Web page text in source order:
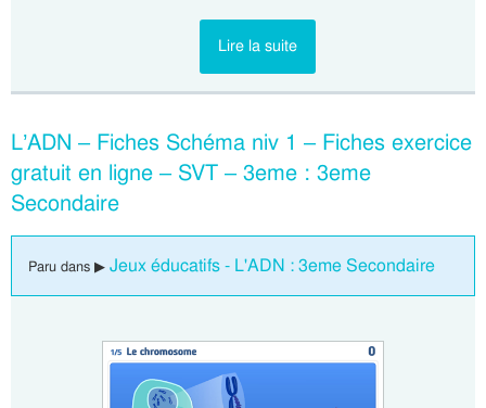
Lire la suite
L’ADN – Fiches Schéma niv 1 – Fiches exercice
gratuit en ligne – SVT – 3eme : 3eme
Secondaire
Paru dans ▶ Jeux éducatifs - L'ADN : 3eme Secondaire